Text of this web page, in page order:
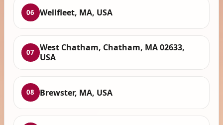
06 Wellfleet, MA, USA
07
West Chatham, Chatham, MA 02633,
USA
08 Brewster, MA, USA